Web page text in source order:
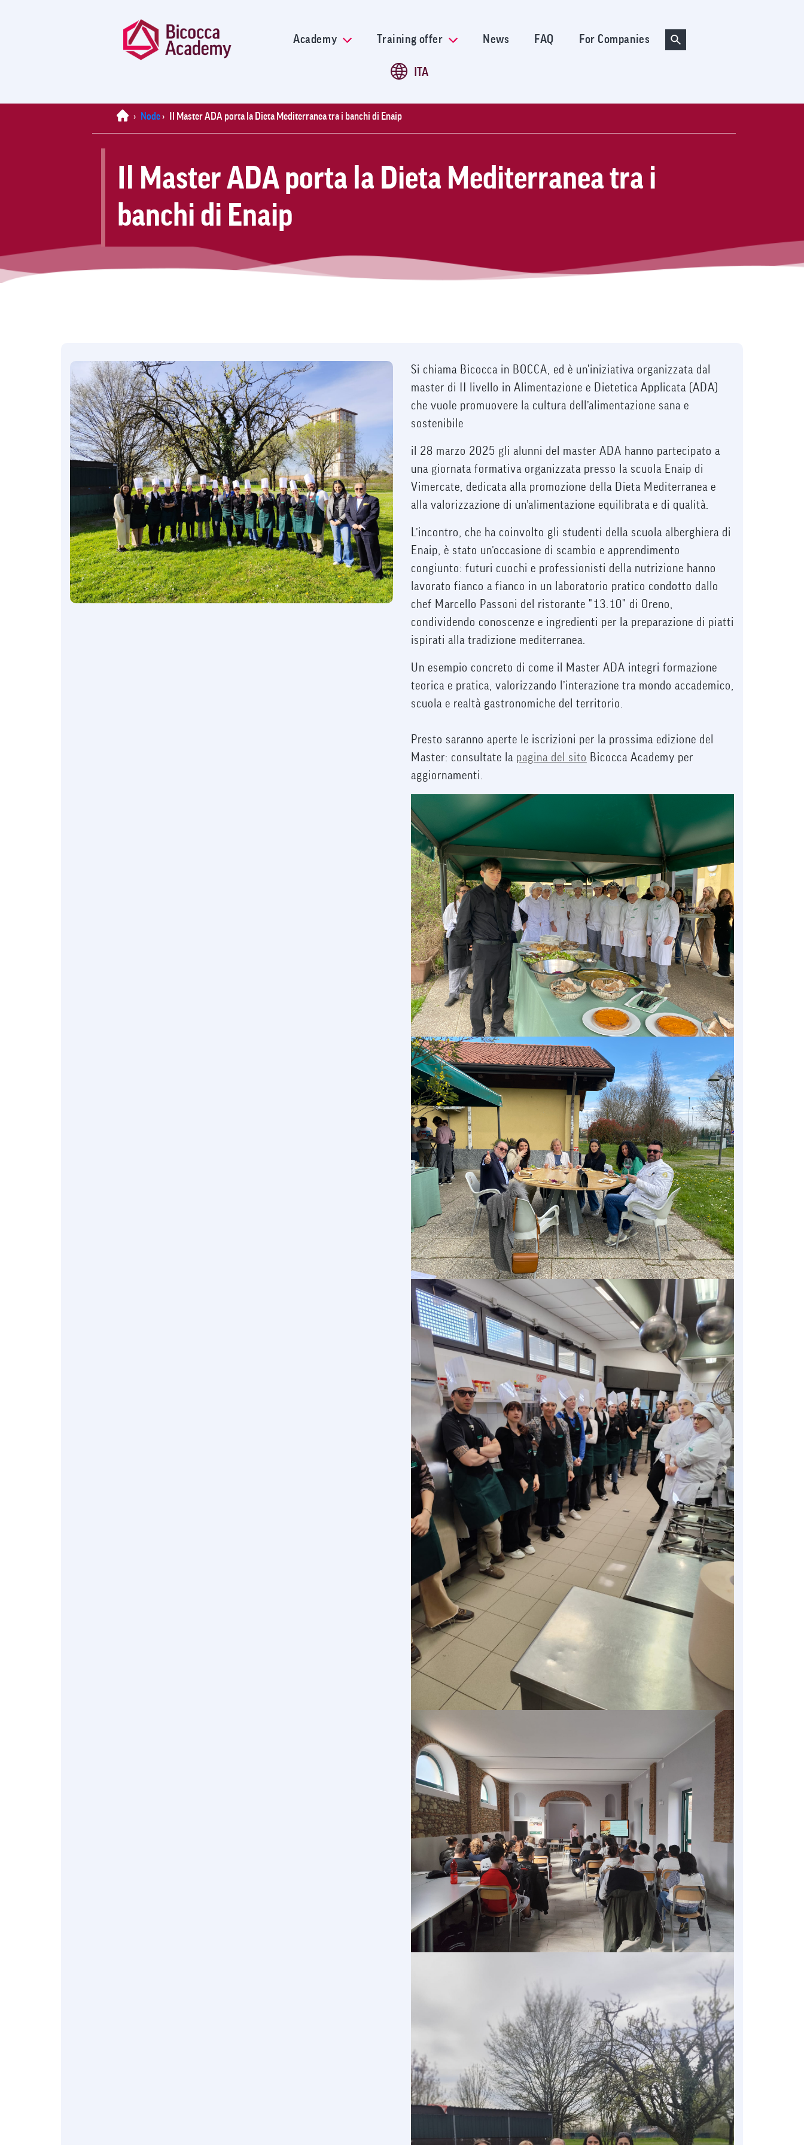
content
Academy Training offer News FAQ For Companies
ITA
Home
› Node › Il Master ADA porta la Dieta Mediterranea tra i banchi di Enaip
Il Master ADA porta la Dieta Mediterranea tra i
banchi di Enaip
Si chiama Bicocca in BOCCA, ed è un'iniziativa organizzata dal
master di II livello in Alimentazione e Dietetica Applicata (ADA)
che vuole promuovere la cultura dell’alimentazione sana e
sostenibile
il 28 marzo 2025 gli alunni del master ADA hanno partecipato a
una giornata formativa organizzata presso la scuola Enaip di
Vimercate, dedicata alla promozione della Dieta Mediterranea e
alla valorizzazione di un’alimentazione equilibrata e di qualità.
L’incontro, che ha coinvolto gli studenti della scuola alberghiera di
Enaip, è stato un’occasione di scambio e apprendimento
congiunto: futuri cuochi e professionisti della nutrizione hanno
lavorato fianco a fianco in un laboratorio pratico condotto dallo
chef Marcello Passoni del ristorante "13.10" di Oreno,
condividendo conoscenze e ingredienti per la preparazione di piatti
ispirati alla tradizione mediterranea.
Un esempio concreto di come il Master ADA integri formazione
teorica e pratica, valorizzando l’interazione tra mondo accademico,
scuola e realtà gastronomiche del territorio.
Presto saranno aperte le iscrizioni per la prossima edizione del
Master: consultate la pagina del sito Bicocca Academy per
aggiornamenti.